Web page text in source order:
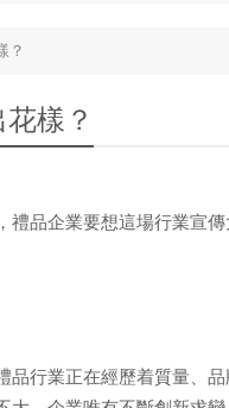
？
樣？
品企業要想這場行業宣
行業正在經歷着質量、品